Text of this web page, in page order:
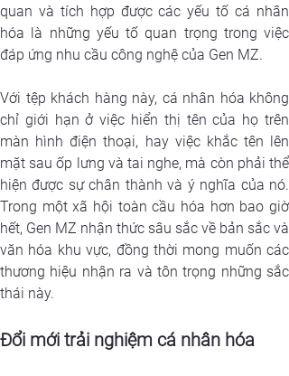
quan và tích hợp được các yếu tố cá nhân
hóa là những yếu tố quan trọng trong việc
đáp ứng nhu cầu công nghệ của Gen MZ.
Với tệp khách hàng này, cá nhân hóa không
chỉ giới hạn ở việc hiển thị tên của họ trên
màn hình điện thoại, hay việc khắc tên lên
mặt sau ốp lưng và tai nghe, mà còn phải thể
hiện được sự chân thành và ý nghĩa của nó.
Trong một xã hội toàn cầu hóa hơn bao giờ
hết, Gen MZ nhận thức sâu sắc về bản sắc và
văn hóa khu vực, đồng thời mong muốn các
thương hiệu nhận ra và tôn trọng những sắc
thái này.
Đổi mới trải nghiệm cá nhân hóa